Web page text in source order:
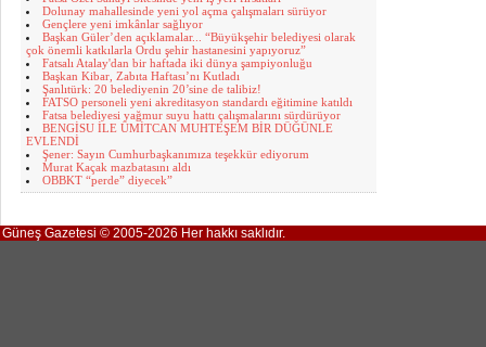
Dolunay mahallesinde yeni yol açma çalışmaları sürüyor
Gençlere yeni imkânlar sağlıyor
Başkan Güler’den açıklamalar... “Büyükşehir belediyesi olarak
çok önemli katkılarla Ordu şehir hastanesini yapıyoruz”
Fatsalı Atalay'dan bir haftada iki dünya şampiyonluğu
Başkan Kibar, Zabıta Haftası’nı Kutladı
Şanlıtürk: 20 belediyenin 20’sine de talibiz!
FATSO personeli yeni akreditasyon standardı eğitimine katıldı
Fatsa belediyesi yağmur suyu hattı çalışmalarını sürdürüyor
BENGİSU İLE ÜMİTCAN MUHTEŞEM BİR DÜĞÜNLE
EVLENDİ
Şener: Sayın Cumhurbaşkanımıza teşekkür ediyorum
Murat Kaçak mazbatasını aldı
OBBKT “perde” diyecek”
Güneş Gazetesi © 2005-2026 Her hakkı saklıdır.